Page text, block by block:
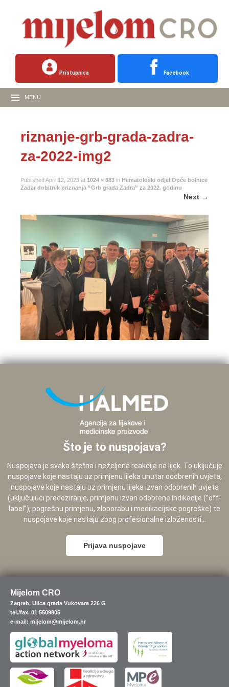
Pristupnica Facebook
MENU
riznanje-grb-grada-zadra-
za-2022-img2
PublishedApril 12, 2023 at 1024 × 683 in Hematološki odjel Opće bolnice
Zadar dobitnik priznanja “Grb grada Zadra” za 2022. godinu
Next →
Što je to nuspojava?
Nuspojava je svaka štetna i neželjena reakcija na lijek. To uključuje
nuspojave koje nastaju uz primjenu lijeka unutar odobrenih uvjeta,
nuspojave koje nastaju uz primjenu lijeka izvan odobrenih uvjeta
(uključujući predoziranje, primjenu izvan odobrene indikacije (”off-
label”), pogrešnu primjenu, zloporabu i medikacijske pogreške) te
nuspojave koje nastaju zbog profesionalne izloženosti...
Prijava nuspojave
Mijelom CRO
Zagreb, Ulica grada Vukovara 226 G
tel./fax. 01 5509805
e-mail: mijelom@mijelom.hr